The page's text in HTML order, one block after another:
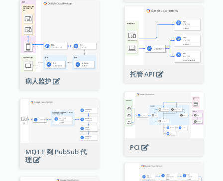
病人监护
托管 API
PCI
MQTT 到 PubSub 代
理